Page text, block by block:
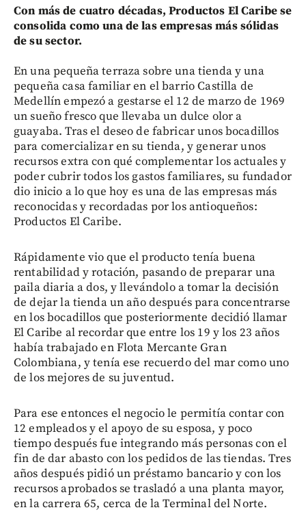
Con más de cuatro décadas, Productos El Caribe se
consolida como una de las empresas más sólidas
de su sector.
En una pequeña terraza sobre una tienda y una
pequeña casa familiar en el barrio Castilla de
Medellín empezó a gestarse el 12 de marzo de 1969
un sueño fresco que llevaba un dulce olor a
guayaba. Tras el deseo de fabricar unos bocadillos
para comercializar en su tienda, y generar unos
recursos extra con qué complementar los actuales y
poder cubrir todos los gastos familiares, su fundador
dio inicio a lo que hoy es una de las empresas más
reconocidas y recordadas por los antioqueños:
Productos El Caribe.
Rápidamente vio que el producto tenía buena
rentabilidad y rotación, pasando de preparar una
paila diaria a dos, y llevándolo a tomar la decisión
de dejar la tienda un año después para concentrarse
en los bocadillos que posteriormente decidió llamar
El Caribe al recordar que entre los 19 y los 23 años
había trabajado en Flota Mercante Gran
Colombiana, y tenía ese recuerdo del mar como uno
de los mejores de su juventud.
Para ese entonces el negocio le permitía contar con
12 empleados y el apoyo de su esposa, y poco
tiempo después fue integrando más personas con el
fin de dar abasto con los pedidos de las tiendas. Tres
años después pidió un préstamo bancario y con los
recursos aprobados se trasladó a una planta mayor,
en la carrera 65, cerca de la Terminal del Norte.